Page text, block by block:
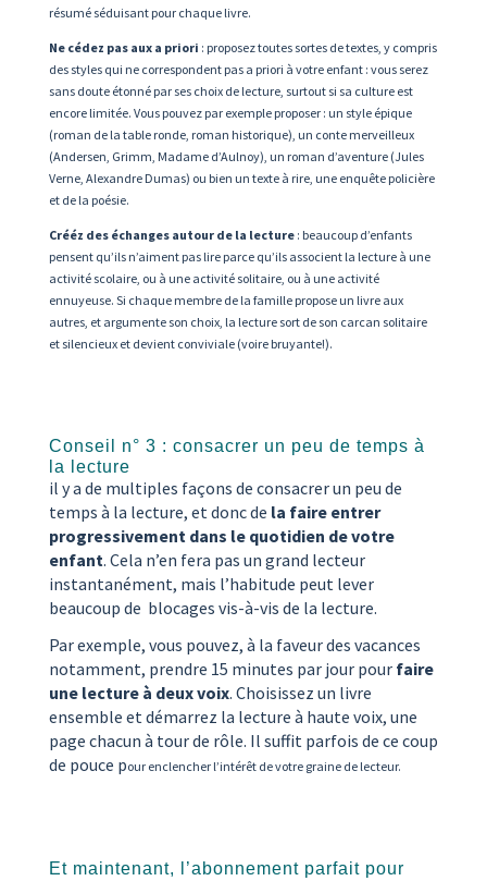
résumé séduisant pour chaque livre.
Ne cédez pas aux a priori : proposez toutes sortes de textes, y compris
des styles qui ne correspondent pas a priori à votre enfant : vous serez
sans doute étonné par ses choix de lecture, surtout si sa culture est
encore limitée. Vous pouvez par exemple proposer : un style épique
(roman de la table ronde, roman historique), un conte merveilleux
(Andersen, Grimm, Madame d’Aulnoy), un roman d’aventure (Jules
Verne, Alexandre Dumas) ou bien un texte à rire, une enquête policière
et de la poésie.
Crééz des échanges autour de la lecture: beaucoup d’enfants
pensent qu’ils n’aiment pas lire parce qu’ils associent la lecture à une
activité scolaire, ou à une activité solitaire, ou à une activité
ennuyeuse. Si chaque membre de la famille propose un livre aux
autres, et argumente son choix, la lecture sort de son carcan solitaire
et silencieux et devient conviviale (voire bruyante!).
Conseil n° 3 : consacrer un peu de temps à
la lecture
il y a de multiples façons de consacrer un peu de
temps à la lecture, et donc de la faire entrer
progressivement dans le quotidien de votre
enfant. Cela n’en fera pas un grand lecteur
instantanément, mais l’habitude peut lever
beaucoup de blocages vis-à-vis de la lecture.
Par exemple, vous pouvez, à la faveur des vacances
notamment, prendre 15 minutes par jour pour faire
une lecture à deux voix. Choisissez un livre
ensemble et démarrez la lecture à haute voix, une
page chacun à tour de rôle. Il suffit parfois de ce coup
de pouce pour enclencher l’intérêt de votre graine de lecteur.
Et maintenant, l’abonnement parfait pour